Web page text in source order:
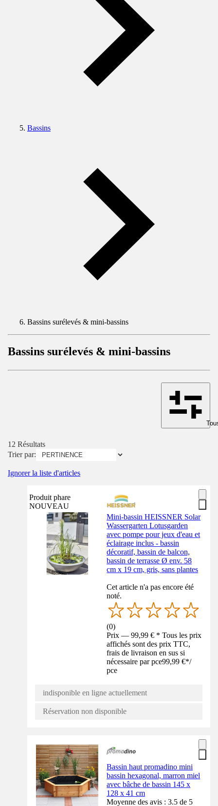
Bassins
Bassins surélevés & mini-bassins
Bassins surélevés & mini-bassins
12 Résultats
Trier par:
Ignorer la liste d'articles
Produit phare
NOUVEAU
Mini-bassin HEISSNER Solar
Wassergarten Lotusgarden
avec pompe pour jeux d'eau et
éclairage inclus - bassin
décoratif, bassin de balcon,
bassin de terrasse Ø env. 58
cm x 19 cm, gris, sans plantes
Cet article n'a pas encore été
noté.
(0)
Prix — 99,99 € * Tous les prix
affichés sont des prix TTC,
frais de livraison en sus si
nécessaire par pce99,99 €*/
pce
indisponible en ligne actuellement
Réservation non disponible
Bassin haut promadino mini
bassin hexagonal, marron miel
avec bâche de bassin 145 x
128 x 41 cm
Moyenne des avis : 3.5 de 5